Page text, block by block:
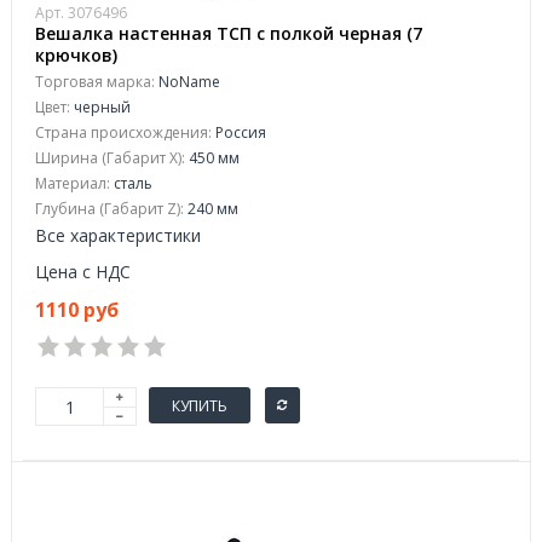
Арт. 3076496
Вешалка настенная ТСП с полкой черная (7
крючков)
Торговая марка: NoName
Цвет: черный
Страна происхождения: Россия
Ширина (Габарит X): 450 мм
Материал: сталь
Глубина (Габарит Z): 240 мм
Все характеристики
Цена с НДС
1110 руб
КУПИТЬ